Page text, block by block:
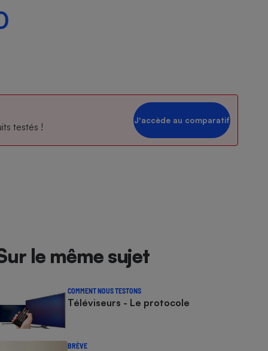
testés !
Jʼaccède au comparatif
le même sujet
COMMENT NOUS TESTONS
Téléviseurs - Le protocole
BRÈVE